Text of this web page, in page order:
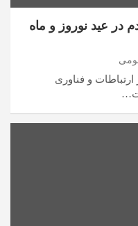
در عید نوروز و ماه
و فناوری